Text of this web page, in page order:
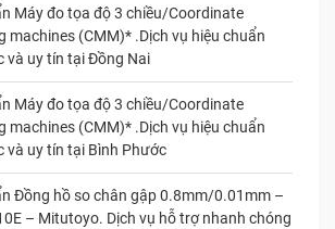
Máy đo tọa độ 3 chiều/Coordinate
machines (CMM)* .Dịch vụ hiệu chuẩn
và uy tín tại Đồng Nai
Máy đo tọa độ 3 chiều/Coordinate
machines (CMM)* .Dịch vụ hiệu chuẩn
và uy tín tại Bình Phước
Đồng hồ so chân gập 0.8mm/0.01mm –
– Mitutoyo. Dịch vụ hỗ trợ nhanh chóng